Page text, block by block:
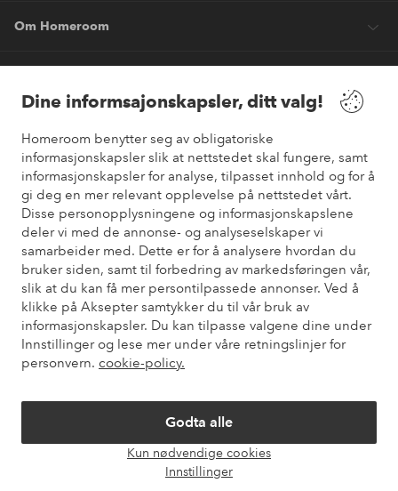
Dine informsajonskapsler, ditt valg!
Homeroom benytter seg av obligatoriske
informasjonskapsler slik at nettstedet skal fungere, samt
informasjonskapsler for analyse, tilpasset innhold og for å
gi deg en mer relevant opplevelse på nettstedet vårt.
Disse personopplysningene og informasjonskapslene
deler vi med de annonse- og analyseselskaper vi
samarbeider med. Dette er for å analysere hvordan du
bruker siden, samt til forbedring av markedsføringen vår,
slik at du kan få mer persontilpassede annonser. Ved å
klikke på Aksepter samtykker du til vår bruk av
informasjonskapsler. Du kan tilpasse valgene dine under
Innstillinger og lese mer under våre retningslinjer for
personvern. cookie-policy.
Godta alle
Kun nødvendige cookies
Innstillinger
Om Homeroom
Venner
Sikre betalinger
Vil du vite mer om våre betalingsalternativer?
elpy